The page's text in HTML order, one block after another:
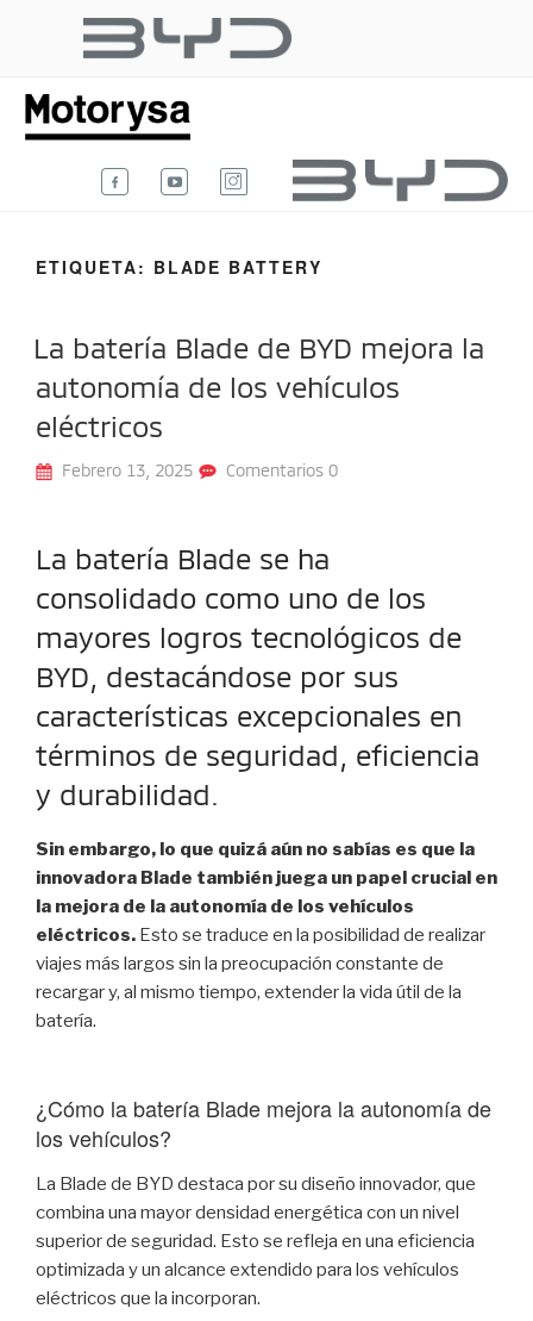
COLOMBIA
ETIQUETA: BLADE BATTERY
La batería Blade de BYD mejora la
autonomía de los vehículos
eléctricos
Febrero 13, 2025 Comentarios 0
La batería Blade se ha
consolidado como uno de los
mayores logros tecnológicos de
BYD, destacándose por sus
características excepcionales en
términos de seguridad, eficiencia
y durabilidad.
Sin embargo, lo que quizá aún no sabías es que la
innovadora Blade también juega un papel crucial en
la mejora de la autonomía de los vehículos
eléctricos. Esto se traduce en la posibilidad de realizar
viajes más largos sin la preocupación constante de
recargar y, al mismo tiempo, extender la vida útil de la
batería.
¿Cómo la batería Blade mejora la autonomía de
los vehículos?
La Blade de BYD destaca por su diseño innovador, que
combina una mayor densidad energética con un nivel
superior de seguridad. Esto se refleja en una eficiencia
optimizada y un alcance extendido para los vehículos
eléctricos que la incorporan.